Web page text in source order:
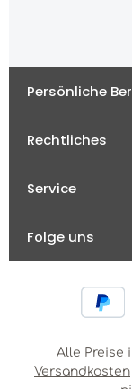
Persönliche
Rechtliches
Service
Folge uns
Alle Preise
Versandkosten